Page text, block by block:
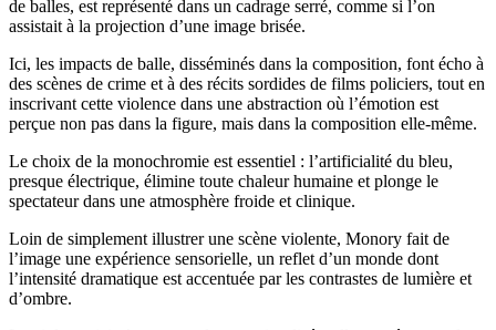
de balles, est représenté dans un cadrage serré, comme si l’on
assistait à la projection d’une image brisée.
Ici, les impacts de balle, disséminés dans la composition, font écho à
des scènes de crime et à des récits sordides de films policiers, tout en
inscrivant cette violence dans une abstraction où l’émotion est
perçue non pas dans la figure, mais dans la composition elle-même.
Le choix de la monochromie est essentiel : l’artificialité du bleu,
presque électrique, élimine toute chaleur humaine et plonge le
spectateur dans une atmosphère froide et clinique.
Loin de simplement illustrer une scène violente, Monory fait de
l’image une expérience sensorielle, un reflet d’un monde dont
l’intensité dramatique est accentuée par les contrastes de lumière et
d’ombre.